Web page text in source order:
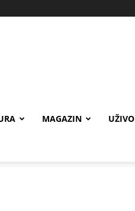
MAGAZIN UŽIVO